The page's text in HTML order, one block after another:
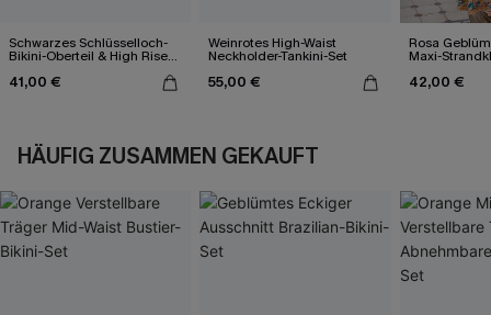
Schwarzes Schlüsselloch-
Bikini-Oberteil & High Rise
41,00 €
Weinrotes High-Waist
Neckholder-Tankini-Set
55,00 €
Rosa
Maxi-
42,00 €
HÄUFIG ZUSAMMEN GEKAUFT